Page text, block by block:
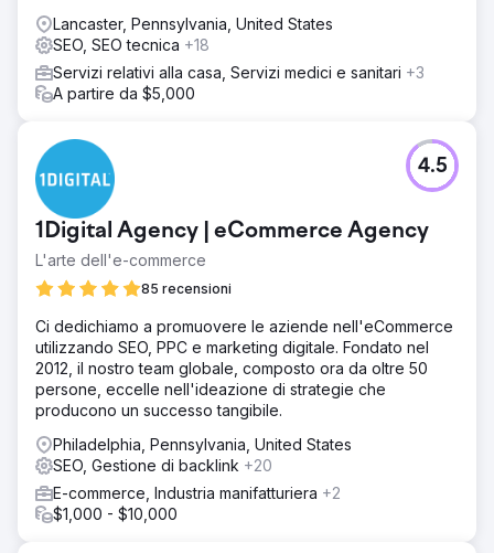
Lancaster, Pennsylvania, United States
SEO, SEO tecnica +18
Servizi relativi alla casa, Servizi medici e sanitari +3
A partire da $5,000
1Digital Agency | eCommerce Agency
L'arte dell'e-commerce
85 recensioni
4.5
Ci dedichiamo a promuovere le aziende nell'eCommerce
utilizzando SEO, PPC e marketing digitale. Fondato nel
2012, il nostro team globale, composto ora da oltre 50
persone, eccelle nell'ideazione di strategie che
producono un successo tangibile.
Philadelphia, Pennsylvania, United States
SEO, Gestione di backlink +20
E-commerce, Industria manifatturiera +2
$1,000 - $10,000